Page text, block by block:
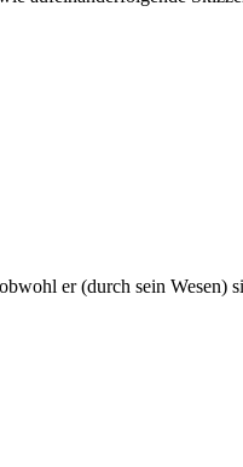
er (durch sein Wesen)